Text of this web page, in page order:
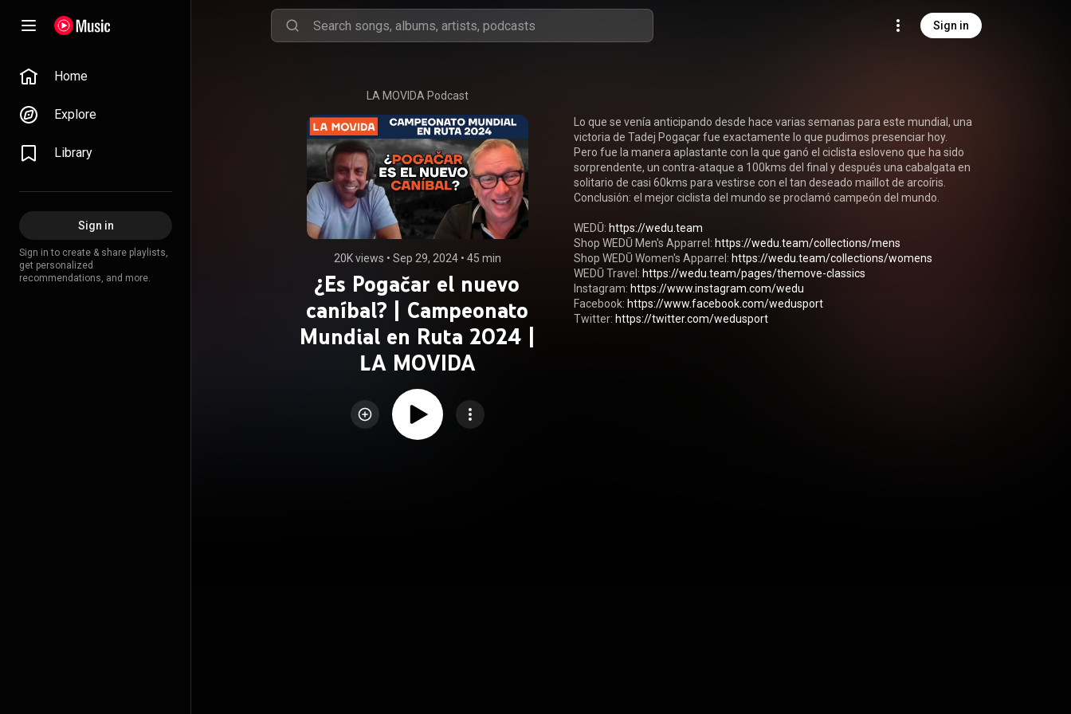
Sign in
Home
Explore
Library
Sign in
Sign in to create & share playlists,
get personalized
recommendations, and more.
LA MOVIDA Podcast
20K views • Sep 29, 2024 • 45 min
¿Es Pogačar el nuevo
caníbal? | Campeonato
Mundial en Ruta 2024 |
LA MOVIDA
Lo que se venía anticipando desde hace varias semanas para este mundial, una
victoria de Tadej Pogaçar fue exactamente lo que pudimos presenciar hoy.
Pero fue la manera aplastante con la que ganó el ciclista esloveno que ha sido
sorprendente, un contra-ataque a 100kms del final y después una cabalgata en
solitario de casi 60kms para vestirse con el tan deseado maillot de arcoíris.
Conclusión: el mejor ciclista del mundo se proclamó campeón del mundo.
WEDŪ: https://wedu.team
Shop WEDŪ Men's Apparrel: https://wedu.team/collections/mens
Shop WEDŪ Women's Apparrel: https://wedu.team/collections/womens
WEDŪ Travel: https://wedu.team/pages/themove-classics
Instagram: https://www.instagram.com/wedu
Facebook: https://www.facebook.com/wedusport
Twitter: https://twitter.com/wedusport